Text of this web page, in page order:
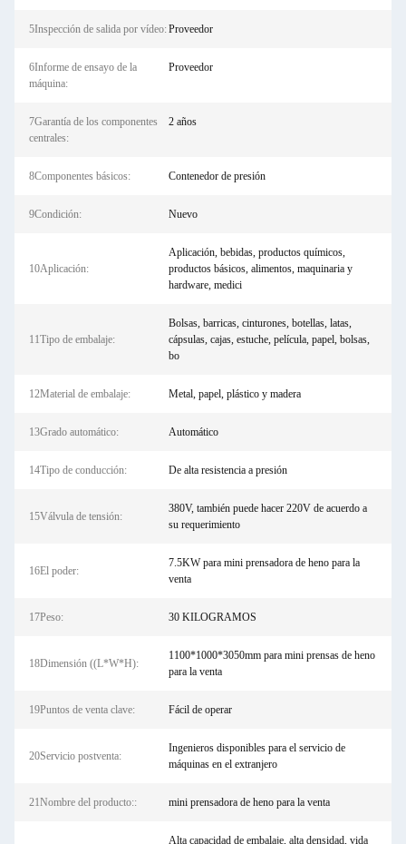
5Inspección de salida por vídeo:Proveedor
6Informe de ensayo de la
máquina:
Proveedor
7Garantía de los componentes
centrales:
2 años
8Componentes básicos: Contenedor de presión
9Condición: Nuevo
10Aplicación:
Aplicación, bebidas, productos químicos,
productos básicos, alimentos, maquinaria y
hardware, medici
11Tipo de embalaje:
Bolsas, barricas, cinturones, botellas, latas,
cápsulas, cajas, estuche, película, papel, bolsas,
bo
12Material de embalaje: Metal, papel, plástico y madera
13Grado automático: Automático
14Tipo de conducción: De alta resistencia a presión
15Válvula de tensión:
380V, también puede hacer 220V de acuerdo a
su requerimiento
16El poder:
7.5KW para mini prensadora de heno para la
venta
17Peso: 30 KILOGRAMOS
18Dimensión ((L*W*H):
1100*1000*3050mm para mini prensas de heno
para la venta
19Puntos de venta clave: Fácil de operar
20Servicio postventa:
Ingenieros disponibles para el servicio de
máquinas en el extranjero
21Nombre del producto:: mini prensadora de heno para la venta
Alta capacidad de embalaje, alta densidad, vida